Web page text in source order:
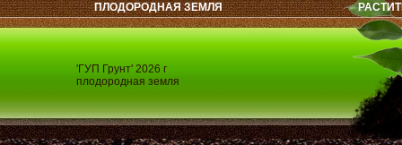
'ГУП Грунт' 2026 г
плодородная земля
ПЛОДОРОДНАЯ ЗЕМЛЯ